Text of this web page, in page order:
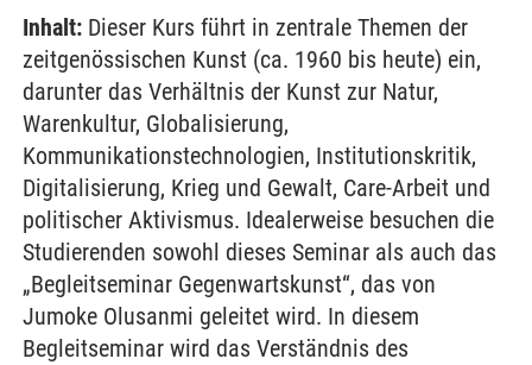
Inhalt: Dieser Kurs führt in zentrale Themen der
zeitgenössischen Kunst (ca. 1960 bis heute) ein,
darunter das Verhältnis der Kunst zur Natur,
Warenkultur, Globalisierung,
Kommunikationstechnologien, Institutionskritik,
Digitalisierung, Krieg und Gewalt, Care-Arbeit und
politischer Aktivismus. Idealerweise besuchen die
Studierenden sowohl dieses Seminar als auch das
„Begleitseminar Gegenwartskunst“, das von
Jumoke Olusanmi geleitet wird. In diesem
Begleitseminar wird das Verständnis des